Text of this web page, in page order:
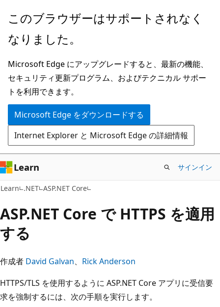
メ
ン
ン
テ
ン
ツ
に
ス
キ
ッ
プ
このブラウザーはサポートされなく
なりました。
Microsoft Edge にアップグレードすると、最新の機能、
セキュリティ更新プログラム、およびテクニカル サポー
トを利用できます。
Microsoft Edge をダウンロードする
Internet Explorer と Microsoft Edge の詳細情報
Learn サインイン
Learn .NET ASP.NET Core
ASP.NET Core で HTTPS を適用
する
作成者 David Galvan、 Rick Anderson
HTTPS/TLS を使用するように ASP.NET Core アプリに受信要
求を強制するには、次の手順を実行します。